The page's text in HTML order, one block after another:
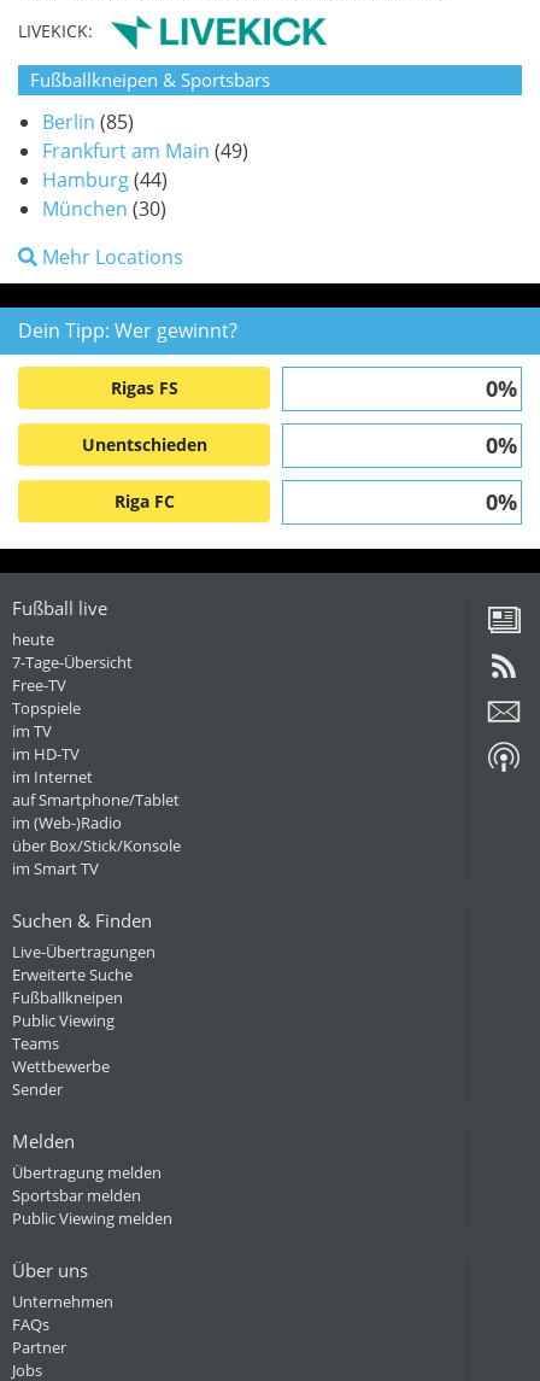
LIVEKICK:
Fußballkneipen & Sportsbars
Berlin (85)
Frankfurt am Main (49)
Hamburg(44)
München (30)
Mehr Locations
Dein Tipp: Wer gewinnt?
Rigas FS 0%
Unentschieden 0%
Riga FC 0%
Fußball live
heute
7-Tage-Übersicht
Free-TV
Topspiele
im TV
im HD-TV
im Internet
auf Smartphone/Tablet
im (Web-)Radio
über Box/Stick/Konsole
im Smart TV
Suchen & Finden
Live-Übertragungen
Erweiterte Suche
Fußballkneipen
Public Viewing
Teams
Wettbewerbe
Sender
Melden
Übertragung melden
Sportsbar melden
Public Viewing melden
Über uns
Unternehmen
FAQs
Partner
Jobs